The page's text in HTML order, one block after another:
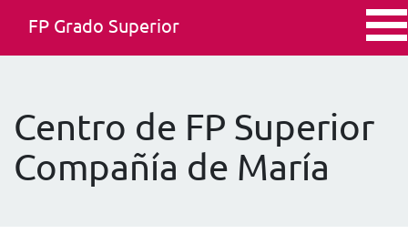
FP Grado Superior
Centro de FP Superior
Compañía de María